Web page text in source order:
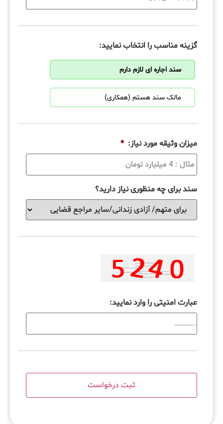
گزینه مناسب را انتخاب نمایید:
سند اجاره ای لازم دارم
مالک سند هستم (همکاری)
میزان وثیقه مورد نیاز: *
سند برای چه منظوری نیاز دارید؟
عبارت امنیتی را وارد نمایید: